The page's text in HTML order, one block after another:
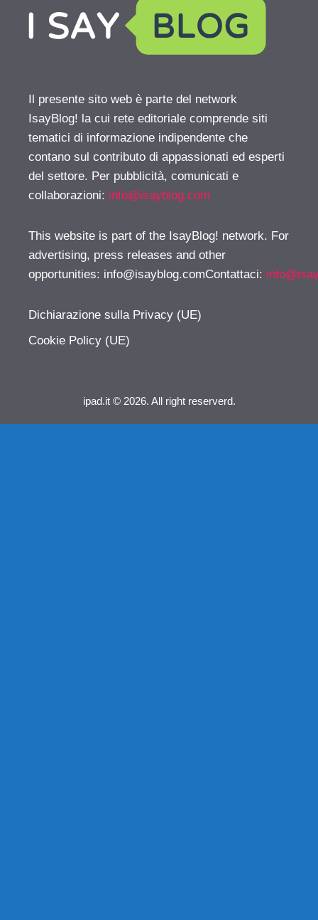
Il presente sito web è parte del network
IsayBlog! la cui rete editoriale comprende siti
tematici di informazione indipendente che
contano sul contributo di appassionati ed esperti
del settore. Per pubblicità, comunicati e
collaborazioni: info@isayblog.com
This website is part of the IsayBlog! network. For
advertising, press releases and other
opportunities: info@isayblog.comContattaci:
Dichiarazione sulla Privacy (UE)
Cookie Policy (UE)
ipad.it © 2026. All right reserverd.